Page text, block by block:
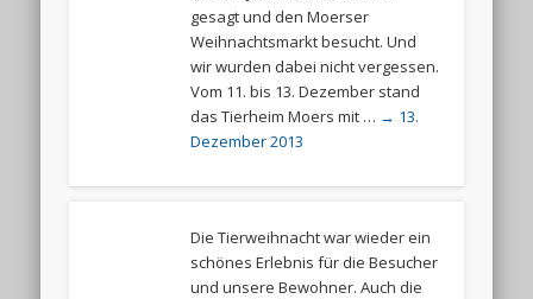
gesagt und den Moerser
Weihnachtsmarkt besucht. Und
wir wurden dabei nicht vergessen.
Vom 11. bis 13. Dezember stand
das Tierheim Moers mit … → 13.
Dezember 2013
Die Tierweihnacht war wieder ein
schönes Erlebnis für die Besucher
und unsere Bewohner. Auch die